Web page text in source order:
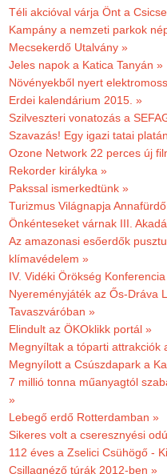
Téli akcióval várja Önt a
Kampány a nemzeti parkok
Mecsekerdő Utalvány »
Jeles napok a Katica Tanyán »
Növényekből nyert
Erdei kalendárium 2015. »
Szilveszteri vonatozás a
Szavazás! Egy igazi tatai
Ozone Network 22 perces új
Rekorder királyka »
Pakssal ismerkedtünk »
Turizmus Világnapja
Önkénteseket várnak III.
Az amazonasi esőerdők
klímavédelem »
IV. Vidéki Örökség
Nyereményjáték az Ős-Dráva
Tavaszváróban »
Elindult az ÖKOklikk portál »
Megnyíltak a tóparti attrakciók
Megnyílott a Csúszdapark a
7 millió tonna műanyagtól
»
Lebegő erdő Rotterdamban »
Sikeres volt a cseresznyési
112 éves a Zselici Csühögő -
Csillagnéző túrák 2012-ben »